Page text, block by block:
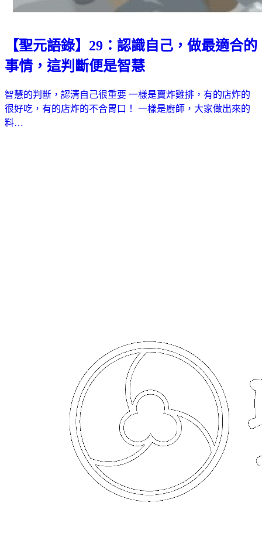
【聖元語錄】29：認識自己，做最適合的
事情，這判斷便是智慧
智慧的判斷，認清自己很重要 一樣是賣炸雞排，有的店炸的
很好吃，有的店炸的不合胃口！ 一樣是廚師，大家做出來的
料…